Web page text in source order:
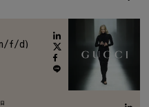
f/d)